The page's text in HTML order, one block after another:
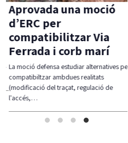
Aprovada una moció
d’ERC per
compatibilitzar Via
Ferrada i corb marí
La moció defensa estudiar alternatives per
compatibiltzar ambdues realitats
(modificació del traçat, regulació de
l'accés,…